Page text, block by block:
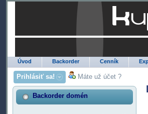
Úvod Backorder Cenník
Prihlásiť sa! Máte už účet ?
Backorder domén